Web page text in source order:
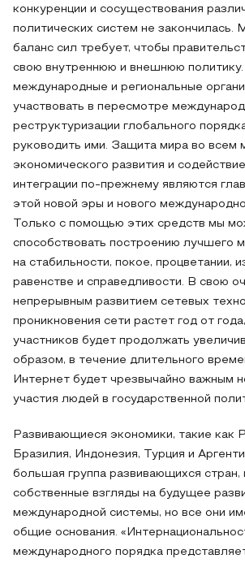
конкуренции и сосуществования
политических систем не закончилась.
баланс сил требует, чтобы
свою внутреннюю и внешнюю
международные и региональные
участвовать в пересмотре
реструктуризации глобального
руководить ими. Защита мира во всем
экономического развития и
интеграции по-прежнему являются
этой новой эры и нового
Только с помощью этих средств мы
способствовать построению лучшего
на стабильности, покое, процветании,
равенстве и справедливости. В свою
непрерывным развитием сетевых
проникновения сети растет год от
участников будет продолжать
образом, в течение длительного
Интернет будет чрезвычайно важным
участия людей в государственной
Развивающиеся экономики, такие как
Бразилия, Индонезия, Турция и
большая группа развивающихся стран,
собственные взгляды на будущее
международной системы, но все они
общие основания.
международного порядка